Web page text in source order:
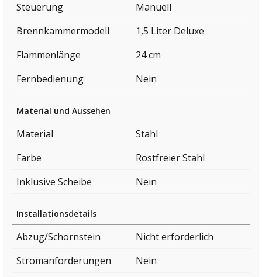
Steuerung
Manuell
Brennkammermodell
1,5 Liter Deluxe
Flammenlänge
24 cm
Fernbedienung
Nein
Material und Aussehen
Material
Stahl
Farbe
Rostfreier Stahl
Inklusive Scheibe
Nein
Installationsdetails
Abzug/Schornstein
Nicht erforderlich
Stromanforderungen
Nein